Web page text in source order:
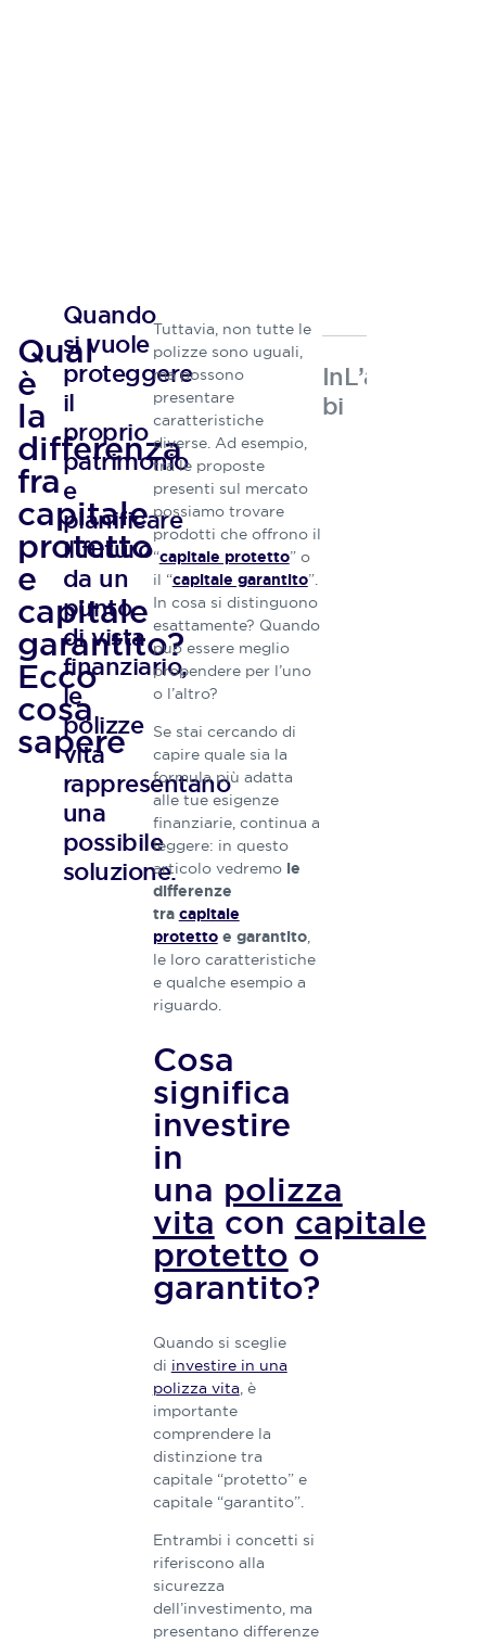
Qual
è
la
differenza
fra
capitale
protetto
e
capitale
garantito?
Ecco
cosa
sapere
Quando
si vuole
proteggere
il
proprio
patrimonio
e
pianificare
il futuro
da un
punto
di vista
finanziario,
le
polizze
vita
rappresentano
una
possibile
soluzione.
Tuttavia, non tutte le
polizze sono uguali,
ma possono
presentare
caratteristiche
diverse. Ad esempio,
tra le proposte
presenti sul mercato
possiamo trovare
prodotti che offrono il
“capitale protetto” o
il “capitale garantito”.
In cosa si distinguono
esattamente? Quando
può essere meglio
propendere per l’uno
o l’altro?
Se stai cercando di
capire quale sia la
formula più adatta
alle tue esigenze
finanziarie, continua a
leggere: in questo
articolo vedremo le
differenze
tra capitale
protettoe garantito,
le loro caratteristiche
e qualche esempio a
riguardo.
Cosa
significa
investire
in
una polizza
vita con capitale
protetto o
garantito?
Quando si sceglie
di investire in una
polizza vita, è
importante
comprendere la
distinzione tra
capitale “protetto” e
capitale “garantito”.
Entrambi i concetti si
riferiscono alla
sicurezza
dell’investimento, ma
presentano differenze
Indicazioni
bibliografiche
L’autore